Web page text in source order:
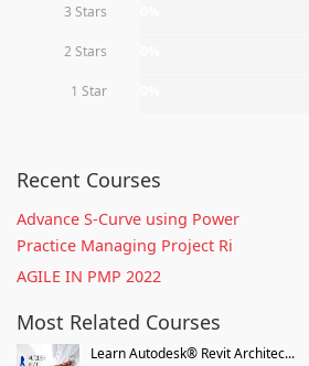
3 Stars
2 Stars
1 Star
Recent Courses
Advance S-Curve using Power
Practice Managing Project Ri
AGILE IN PMP 2022
Most Related Courses
Learn Autodesk® Revit Architec...